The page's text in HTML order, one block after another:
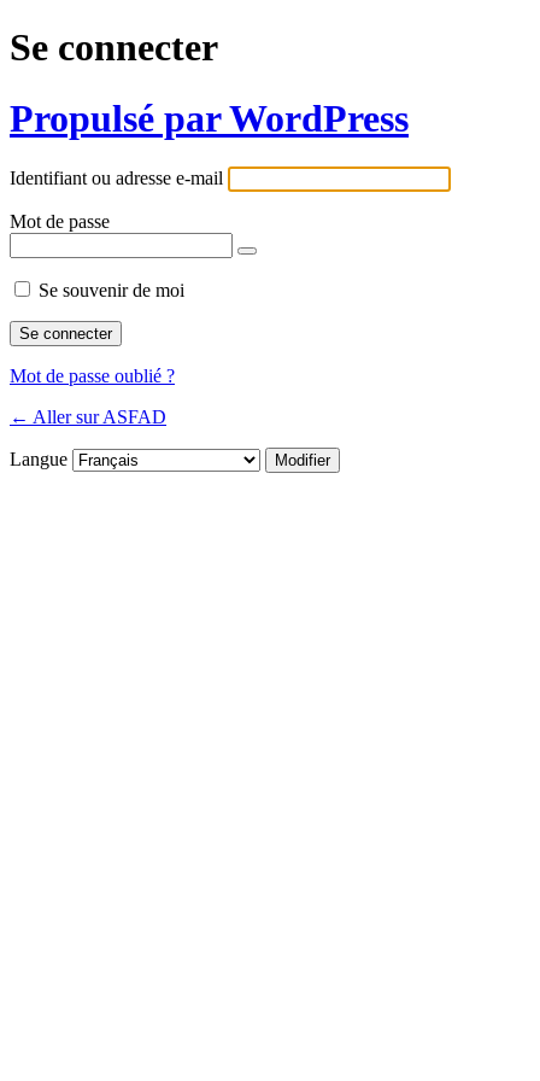
Se connecter
Propulsé par WordPress
Identifiant ou adresse e-mail
Mot de passe
Se souvenir de moi
Mot de passe oublié ?
← Aller sur ASFAD
Langue